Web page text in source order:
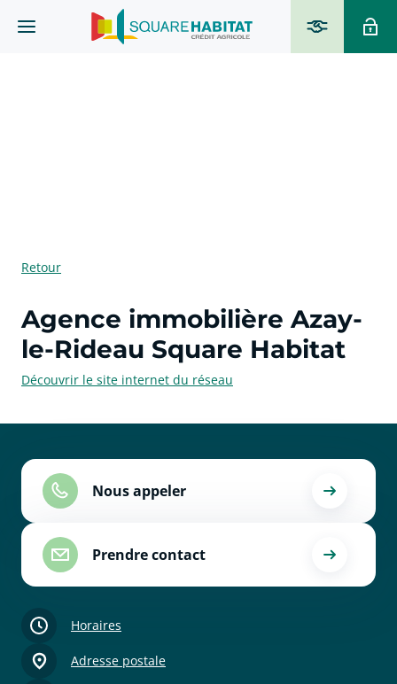
Agence immobilière Azay-
le-Rideau Square Habitat
Découvrir le site internet du réseau
Retour
Nous appeler
Prendre contact
Horaires
Adresse postale